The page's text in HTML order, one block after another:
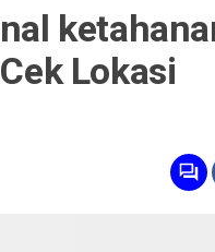
Lokasi